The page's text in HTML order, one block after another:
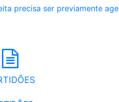
precisa ser previamente